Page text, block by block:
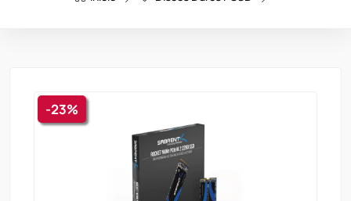
-23%